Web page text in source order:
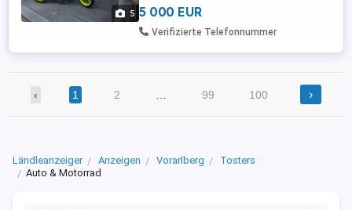
5
Lenkerendenspiegel und ein
5 000 EUR
Verifizierte Telefonnummer
‹ 1 2 99 100 ›
Ländleanzeiger Anzeigen Vorarlberg
Tosters
Auto & Motorrad